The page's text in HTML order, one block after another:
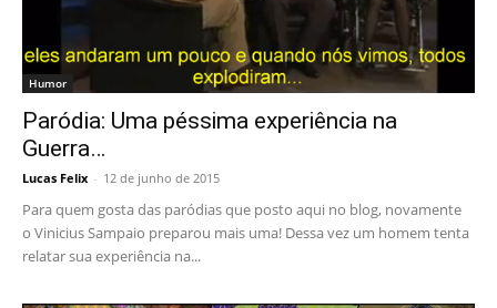
Humor
Paródia: Uma péssima experiência na
Guerra…
Lucas Felix - 12 de junho de 2015
Para quem gosta das paródias que posto aqui no blog, novamente
o Vinicius Sampaio preparou mais uma! Dessa vez um homem tenta
relatar sua experiência na...